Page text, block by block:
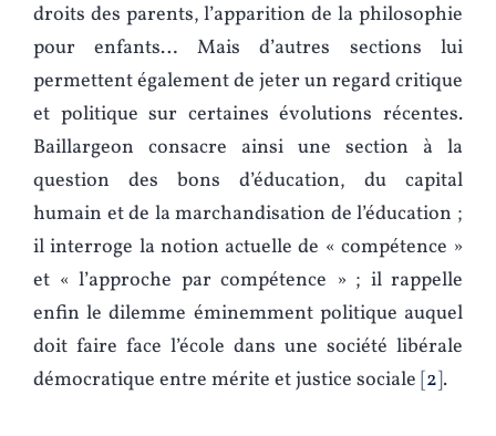
droits des parents, l’apparition de la philosophie
pour enfants… Mais d’autres sections lui
permettent également de jeter un regard critique
et politique sur certaines évolutions récentes.
Baillargeon consacre ainsi une section à la
question des bons d’éducation, du capital
humain et de la marchandisation de l’éducation ;
il interroge la notion actuelle de « compétence »
et « l’approche par compétence » ; il rappelle
enfin le dilemme éminemment politique auquel
doit faire face l’école dans une société libérale
démocratique entre mérite et justice sociale 2 .